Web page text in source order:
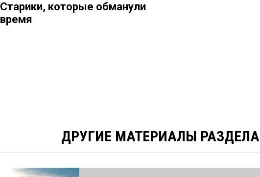
Старики, которые обманули
время
ДРУГИЕ МАТЕРИАЛЫ РАЗДЕЛА